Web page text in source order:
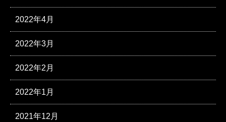
2022年4月
2022年3月
2022年2月
2022年1月
2021年12月